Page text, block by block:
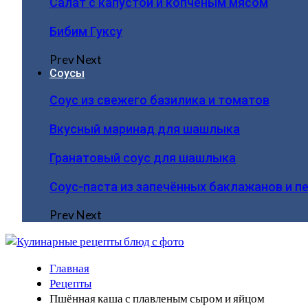
Бибим Гуксу
PrevNext
Соусы
Соус из свежего базилика и томатов
Вкусный маринад для шашлыка
Гранатовый соус для шашлыка
Соус-паста из запечённых баклажанов и
PrevNext
Главная
Рецепты
Пшённая каша с плавленым сыром и яйцом